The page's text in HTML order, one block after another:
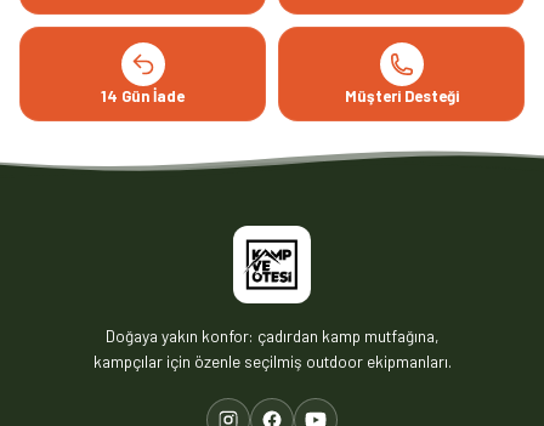
14 Gün İade Müşteri Desteği
Doğaya yakın konfor: çadırdan kamp mutfağına,
kampçılar için özenle seçilmiş outdoor ekipmanları.